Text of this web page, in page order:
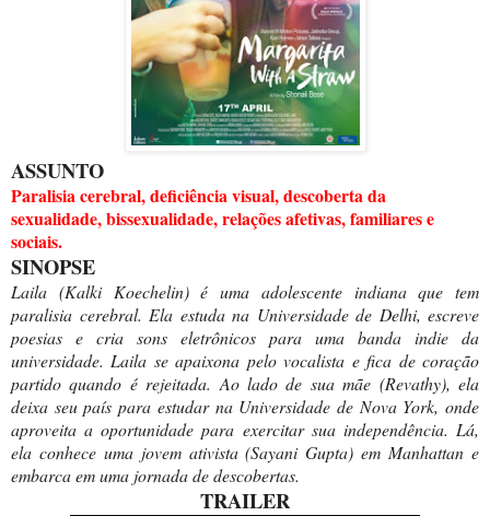
ASSUNTO
Paralisia cerebral, deficiência visual, descoberta da
sexualidade, bissexualidade, relações afetivas, familiares e
sociais.
SINOPSE
Laila (Kalki Koechelin) é uma adolescente indiana que tem
paralisia cerebral. Ela estuda na Universidade de Delhi, escreve
poesias e cria sons eletrônicos para uma banda indie da
universidade. Laila se apaixona pelo vocalista e fica de coração
partido quando é rejeitada. Ao lado de sua mãe (Revathy), ela
deixa seu país para estudar na Universidade de Nova York, onde
aproveita a oportunidade para exercitar sua independência. Lá,
ela conhece uma jovem ativista (Sayani Gupta) em Manhattan e
embarca em uma jornada de descobertas.
TRAILER